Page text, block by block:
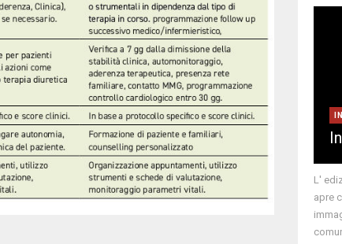
L'
apre